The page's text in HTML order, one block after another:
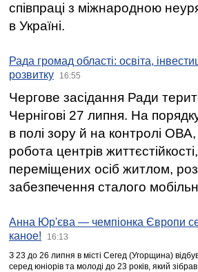
співпраці з міжнародною
в Україні.
Рада громад області: освіта,
розвитку
16:55
Чергове засідання Ради
Чернігові 27 липня. На
в полі зору й на контролі
робота центрів
переміщених осіб житлом,
забезпечення сталого
Анна Юр'єва — чемпіонка Європи
каное!
16:13
З 23 до 26 липня в місті Сегед (Угорщина)
серед юніорів та молоді до 23 років, який